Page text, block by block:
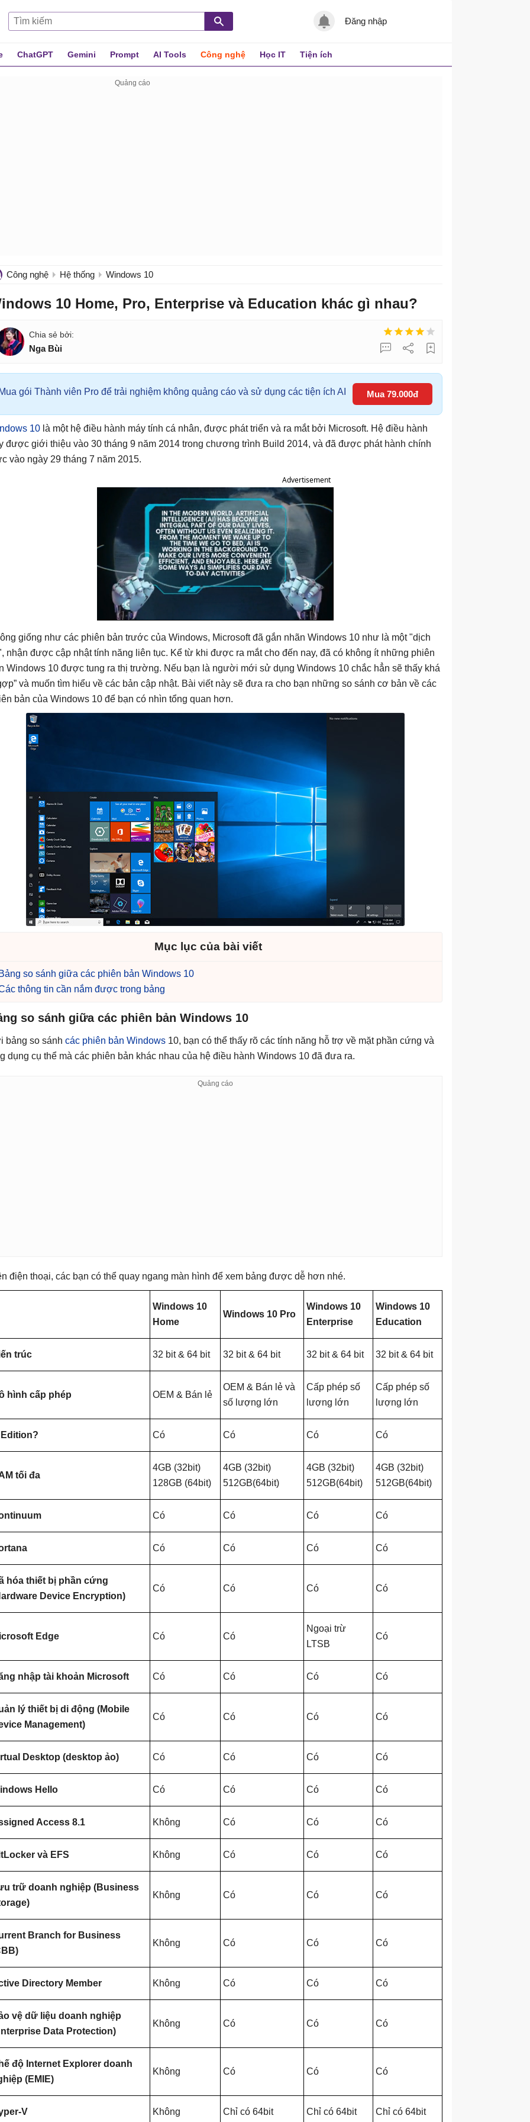
Đăng nhập
ChatGPT Gemini Prompt AI Tools Công nghệ Học IT Tiện ích
Công nghệ Hệ thống Windows 10
10 Home, Pro, Enterprise và Education khác gì nhau?
Nga Bùi
gói Thành viên Pro để trải nghiệm không quảng cáo và sử dụng các tiện ích AI Mua 79.000đ
10 là một hệ điều hành máy tính cá nhân, được phát triển và ra mắt bởi Microsoft. Hệ điều hành
được giới thiệu vào 30 tháng 9 năm 2014 trong chương trình Build 2014, và đã được phát hành chính
vào ngày 29 tháng 7 năm 2015.
Advertisement
giống như các phiên bản trước của Windows, Microsoft đã gắn nhãn Windows 10 như là một "dịch
nhận được cập nhật tính năng liên tục. Kể từ khi được ra mắt cho đến nay, đã có không ít những phiên
Windows 10 được tung ra thị trường. Nếu bạn là người mới sử dụng Windows 10 chắc hẳn sẽ thấy khá
và muốn tìm hiểu về các bản cập nhật. Bài viết này sẽ đưa ra cho bạn những so sánh cơ bản về các
bản của Windows 10 để bạn có nhìn tổng quan hơn.
Mục lục của bài viết
so sánh giữa các phiên bản Windows 10
thông tin cần nắm được trong bảng
so sánh giữa các phiên bản Windows 10
bảng so sánh các phiên bản Windows 10, bạn có thể thấy rõ các tính năng hỗ trợ về mặt phần cứng và
dụng cụ thể mà các phiên bản khác nhau của hệ điều hành Windows 10 đã đưa ra.
điện thoại, các bạn có thể quay ngang màn hình để xem bảng được dễ hơn nhé.
Windows 10
Home
Windows 10 Pro
Windows 10
Enterprise
Windows 10
Education
trúc 32 bit & 64 bit 32 bit & 64 bit 32 bit & 64 bit 32 bit & 64 bit
hình cấp phép OEM & Bán lẻ
OEM & Bán lẻ và
số lượng lớn
Cấp phép số
lượng lớn
Cấp phép số
lượng lớn
Có Có Có Có
tối đa
4GB (32bit)
128GB (64bit)
4GB (32bit)
512GB(64bit)
4GB (32bit)
512GB(64bit)
4GB (32bit)
512GB(64bit)
Có Có Có Có
Có Có Có Có
hóa thiết bị phần cứng
Device Encryption)
Có Có Có Có
Edge Có Có
Ngoại trừ
LTSB
Có
nhập tài khoản Microsoft Có Có Có Có
lý thiết bị di động (Mobile
Management)
Có Có Có Có
Desktop (desktop ảo) Có Có Có Có
Hello Có Có Có Có
Access 8.1 Không Có Có Có
và EFS Không Có Có Có
trữ doanh nghiệp (Business
Không Có Có Có
Branch for Business
Không Có Có Có
Directory Member Không Có Có Có
vệ dữ liệu doanh nghiệp
Data Protection)
Không Có Có Có
độ Internet Explorer doanh
(EMIE)
Không Có Có Có
V Không Chỉ có 64bit Chỉ có 64bit Chỉ có 64bit